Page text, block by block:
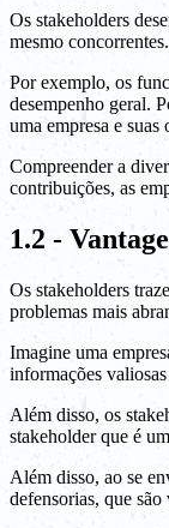
Os stakeholders
mesmo
Por exemplo, os
desempenho geral.
uma empresa e suas
Compreender a
contribuições, as
1.2 -
Os stakeholders
problemas mais
Imagine uma
informações
Além disso, os
stakeholder que é
Além disso, ao se
defensorias, que